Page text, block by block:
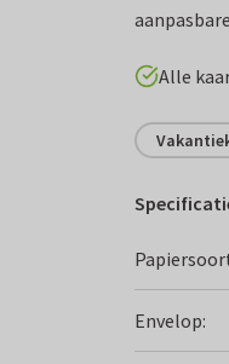
Alle
Envelop: